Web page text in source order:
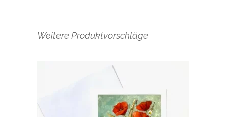
Weitere Produktvorschläge